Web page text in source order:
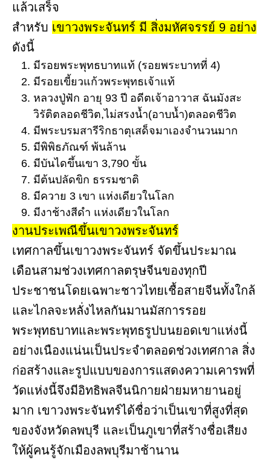
แล้วเสร็จ
สำหรับ เขาวงพระจันทร์ มี สิ่งมหัศจรรย์ 9 อย่าง
ดังนี้
มีรอยพระพุทธบาทแท้ (รอยพระบาทที่ 4)
มีรอยเขี้ยวแก้วพระพุทธเจ้าแท้
หลวงปู่ฟัก อายุ 93 ปี อดีตเจ้าอาวาส ฉันมังสะ
วิรัติตลอดชีวิต,ไม่สรงน้ำ(อาบน้ำ)ตลอดชีวิต
มีพระบรมสารีริกธาตุเสด็จมาเองจำนวนมาก
มีพิพิธภัณฑ์ พ้นล้าน
มีบันไดขึ้นเขา 3,790 ขั้น
มีต้นปลัดขิก ธรรมชาติ
มีควาย 3 เขา แห่งเดียวในโลก
มีงาช้างสีดำ แห่งเดียวในโลก
งานประเพณีขึ้นเขาวงพระจันทร์
เทศกาลขึ้นเขาวงพระจันทร์ จัดขึ้นประมาณ
เดือนสามช่วงเทศกาลตรุษจีนของทุกปี
ประชาชนโดยเฉพาะชาวไทยเชื้อสายจีนทั้งใกล้
และไกลจะหลั่งไหลกันมานมัสการรอย
พระพุทธบาทและพระพุทธรูปบนยอดเขาแห่งนี้
อย่างเนืองแน่นเป็นประจำตลอดช่วงเทศกาล สิ่ง
ก่อสร้างและรูปแบบของการแสดงความเคารพที่
วัดแห่งนี้จึงมีอิทธิพลจีนนิกายฝ่ายมหายานอยู่
มาก เขาวงพระจันทร์ได้ชื่อว่าเป็นเขาที่สูงที่สุด
ของจังหวัดลพบุรี และเป็นภูเขาที่สร้างชื่อเสียง
ให้ผู้คนรู้จักเมืองลพบุรีมาช้านาน